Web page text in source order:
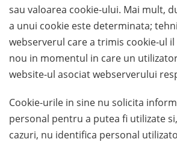
sau valoarea cookie-ului. Mai mult,
a unui cookie este determinata;
webserverul care a trimis cookie-ul il
nou in momentul in care un
website-ul asociat webserverului
Cookie-urile in sine nu solicita
personal pentru a putea fi utilizate
cazuri, nu identifica personal